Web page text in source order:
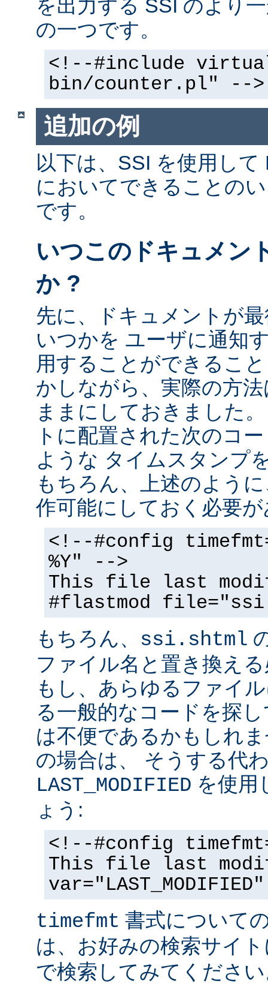
を出力する SSI のより
の一つです。
<!--#include
bin/counter.pl" -->
追加の例
以下は、SSI を使用し
においてできることの
です。
いつこのドキュメン
か ?
先に、ドキュメントが
いつかを ユーザに通知
用することができるこ
かしながら、実際の方
ままにしておきました
トに配置された次のコ
ような タイムスタンプ
もちろん、上述のよう
作可能にしておく必要
<!--#config
%Y" -->
This file last
#flastmod
もちろん、 ssi.shtml
ファイル名と置き換え
もし、あらゆるファイ
る一般的なコードを探
は不便であるかもしれ
の場合は、 そうする代
LAST_MODIFIED を使用
ょう:
<!--#config
This file last
timefmt 書式について
は、お好みの検索サイ
で検索してみてくださ